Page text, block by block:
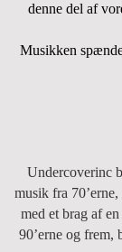
denne del af
Musikken
Undercoverinc
musik fra
med et brag af
90’erne og frem,